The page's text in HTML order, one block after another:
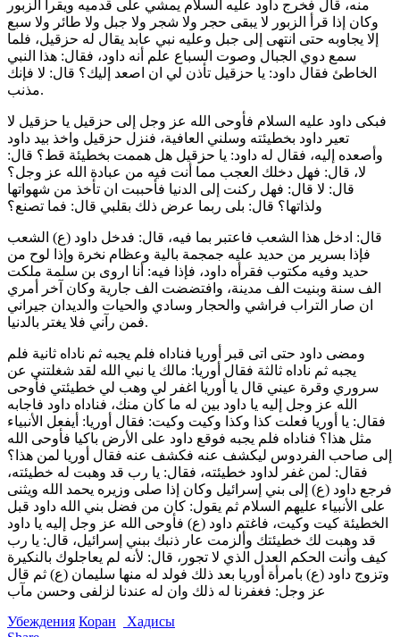
منه، قال فخرج داود عليه السلام يمشي على قدميه ويقرأ الزبور
وكان إذا قرأ الزبور لا يبقى حجر ولا شجر ولا جبل ولا طائر ولا سبع
إلا يجاوبه حتى انتهى إلى جبل وعليه نبي عابد يقال له حزقيل، فلما
سمع دوي الجبال وصوت السباع علم أنه داود، فقال: هذا النبي
الخاطئ فقال داود: يا حزقيل تأذن لي ان اصعد إليك؟ قال: لا فإنك
مذنب.
فبكى داود عليه السلام فأوحى الله عز وجل إلى حزقيل يا حزقيل لا
تعير داود بخطيئته وسلني العافية، فنزل حزقيل واخذ بيد داود
وأصعده إليه، فقال له داود: يا حزقيل هل هممت بخطيئة قط؟ قال:
لا، قال: فهل دخلك العجب مما أنت فيه من عبادة الله عز وجل؟
قال: لا قال: فهل ركنت إلى الدنيا فأحببت ان تأخذ من شهواتها
ولذاتها؟ قال: بلى ربما عرض ذلك بقلبي قال: فما تصنع؟
قال: ادخل هذا الشعب فاعتبر بما فيه، قال: فدخل داود (ع) الشعب
فإذا بسرير من حديد عليه جمجمة بالية وعظام نخرة وإذا لوح من
حديد وفيه مكتوب فقرأه داود، فإذا فيه: أنا اروى بن سلمة ملكت
الف سنة وبنيت الف مدينة، وافتضضت الف جارية وكان آخر أمري
ان صار التراب فراشي والحجار وسادي والحيات والديدان جيراني
فمن رآني فلا يغتر بالدنيا.
ومضى داود حتى اتى قبر أوريا فناداه فلم يجبه ثم ناداه ثانية فلم
يجبه ثم ناداه ثالثة فقال أوريا: مالك يا نبي الله لقد شغلتني عن
سروري وقرة عيني قال يا أوريا اغفر لي وهب لي خطيئتي فأوحى
الله عز وجل إليه يا داود بين له ما كان منك، فناداه داود فاجابه
فقال: يا أوريا فعلت كذا وكذا وكيت وكيت: فقال أوريا: أيفعل الأنبياء
مثل هذا؟ فناداه فلم يجبه فوقع داود على الأرض باكيا فأوحى الله
إلى صاحب الفردوس ليكشف عنه فكشف عنه فقال أوريا لمن هذا؟
فقال: لمن غفر لداود خطيئته، فقال: يا رب قد وهبت له خطيئته،
فرجع داود (ع) إلى بني إسرائيل وكان إذا صلى وزيره يحمد الله ويثنى
على الأنبياء عليهم السلام ثم يقول: كان من فضل بني الله داود قبل
الخطيئة كيت وكيت، فاغتم داود (ع) فأوحى الله عز وجل إليه يا داود
قد وهبت لك خطيئتك وألزمت عار ذنبك ببني إسرائيل، قال: يا رب
كيف وأنت الحكم العدل الذي لا تجور، قال: لأنه لم يعاجلوك بالنكيرة
وتزوج داود (ع) بامرأة أوريا بعد ذلك فولد له منها سليمان (ع) ثم قال
عز وجل: فغفرنا له ذلك وان له عندنا لزلفى وحسن مآب
Убеждения Коран
Хадисы